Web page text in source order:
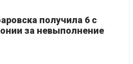
получила 6 с
за невыполнение